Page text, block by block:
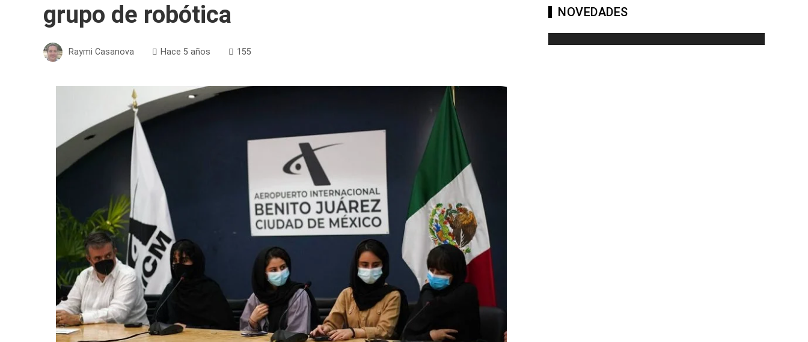
grupo de robótica
Raymi Casanova Hace 5 años 155
NOVEDADES